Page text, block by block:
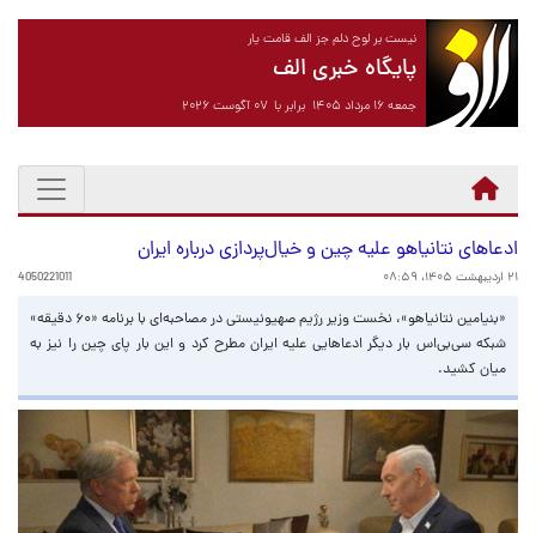
نیست بر لوح دلم جز الف قامت یار
پایگاه خبری الف
جمعه ۱۶ مرداد ۱۴۰۵ برابر با ۰۷ آگوست ۲۰۲۶
ادعاهای نتانیاهو علیه چین و خیال‌پردازی درباره ایران
۲۱ اردیبهشت ۱۴۰۵، ۰۸:۵۹ 4050221011
«بنیامین نتانیاهو»، نخست وزیر رژیم صهیونیستی در مصاحبه‌ای با برنامه «۶۰ دقیقه»
شبکه سی‌بی‌اس بار دیگر ادعاهایی علیه ایران مطرح کرد و این بار پای چین را نیز به
میان کشید.